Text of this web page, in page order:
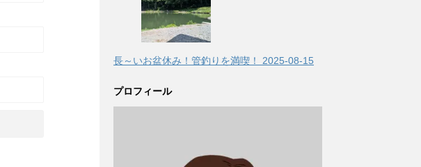
長～いお盆休み！管釣りを満喫！ 2025-08-15
プロフィール